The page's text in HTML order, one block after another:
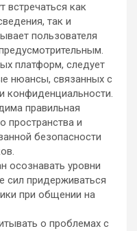
встречаться как
так и
пользователя
платформ, следует
нюансы, связанных с
конфиденциальности.
правильная
пространства и
безопасности
осознавать уровни
сил придерживаться
при общении на
о проблемах с